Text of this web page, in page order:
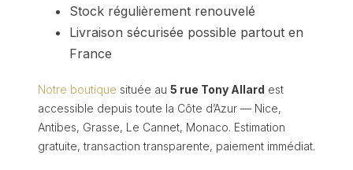
Stock régulièrement renouvelé
Livraison sécurisée possible partout en
France
Notre boutique située au 5 rue Tony Allard est
accessible depuis toute la Côte d’Azur — Nice,
Antibes, Grasse, Le Cannet, Monaco. Estimation
gratuite, transaction transparente, paiement immédiat.